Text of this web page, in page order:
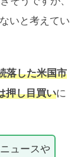
いと考えてい
落した米国市
押し目買いに
ュースや